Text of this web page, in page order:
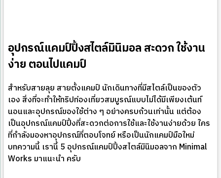
อุปกรณ์แคมป์ปิ้งสไตล์มินิมอล สะดวก ใช้งาน
ง่าย ตอนไปแคมป์
สำหรับสายลุย สายตั้งแคมป์ นักเดินทางที่มีสไตล์เป็นของตัว
เอง สิ่งที่จะทำให้ทริปท่องเที่ยวสมบูรณ์แบบไม่ได้มีเพียงเต้นท์
นอนและอุปกรณ์ของใช้ต่าง ๆ อย่างครบถ้วนเท่านั้น แต่ต้อง
เป็นอุปกรณ์แคมป์ปิ้งที่สะดวกต่อการใช้และใช้งานง่ายด้วย ใคร
ที่กำลังมองหาอุปกรณ์ที่ตอบโจทย์ หรือเป็นนักแคมป์มือใหม่
บทความนี้ เรานี้ 5 อุปกรณ์แคมป์ปิ้งสไตล์มินิมอลจาก Minimal
Works มาแนะนำ ครับ